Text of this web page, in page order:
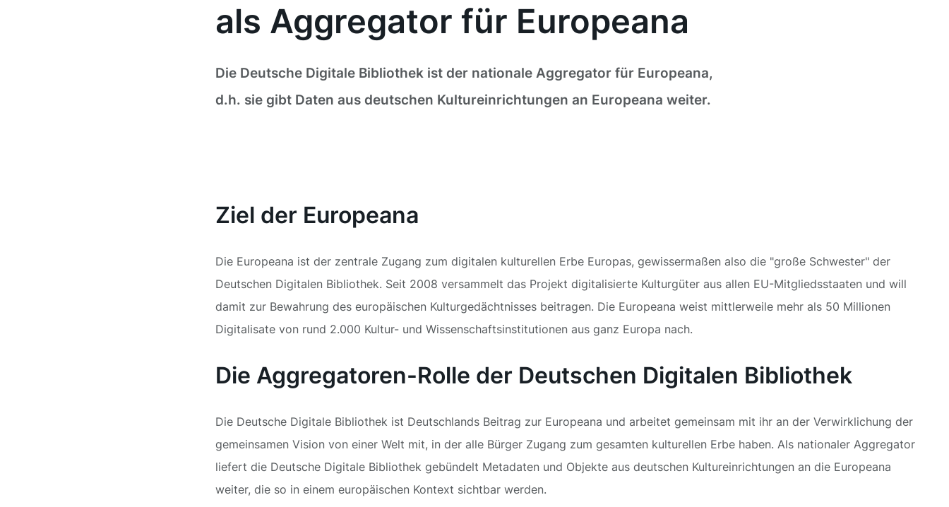
als Aggregator für Europeana
Die Deutsche Digitale Bibliothek ist der nationale Aggregator für Europeana,
d.h. sie gibt Daten aus deutschen Kultureinrichtungen an Europeana weiter.
Ziel der Europeana
Die Europeana ist der zentrale Zugang zum digitalen kulturellen Erbe Europas, gewissermaßen also die "große Schwester" der
Deutschen Digitalen Bibliothek. Seit 2008 versammelt das Projekt digitalisierte Kulturgüter aus allen EU-Mitgliedsstaaten und will
damit zur Bewahrung des europäischen Kulturgedächtnisses beitragen. Die Europeana weist mittlerweile mehr als 50 Millionen
Digitalisate von rund 2.000 Kultur- und Wissenschaftsinstitutionen aus ganz Europa nach.
Die Aggregatoren-Rolle der Deutschen Digitalen Bibliothek
Die Deutsche Digitale Bibliothek ist Deutschlands Beitrag zur Europeana und arbeitet gemeinsam mit ihr an der Verwirklichung der
gemeinsamen Vision von einer Welt mit, in der alle Bürger Zugang zum gesamten kulturellen Erbe haben. Als nationaler Aggregator
liefert die Deutsche Digitale Bibliothek gebündelt Metadaten und Objekte aus deutschen Kultureinrichtungen an die Europeana
weiter, die so in einem europäischen Kontext sichtbar werden.